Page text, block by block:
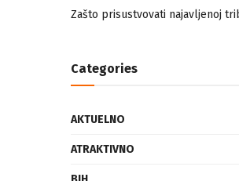
Categories
AKTUELNO
BIH
BIZNIS